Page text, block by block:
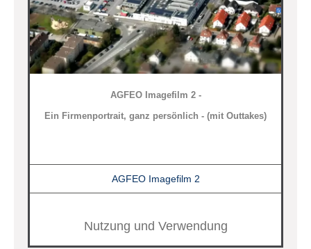
AGFEO Imagefilm 2 -
Ein Firmenportrait, ganz persönlich - (mit Outtakes)
AGFEO Imagefilm 2
Nutzung und Verwendung